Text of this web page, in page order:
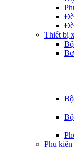
Thiết bị
Phụ